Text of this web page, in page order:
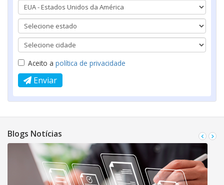
Aceito a política de privacidade
Enviar
Blogs Notícias